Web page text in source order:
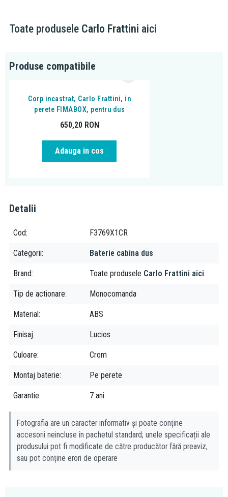
Toate produsele Carlo Frattini aici
Produse compatibile
Corp incastrat, Carlo Frattini, in
perete FIMABOX, pentru dus
650,20 RON
Adauga in cos
Detalii
Cod F3769X1CR
Categorii Baterie cabina dus
Brand Toate produsele Carlo Frattini aici
Tip de actionare Monocomanda
Material ABS
Finisaj Lucios
Culoare Crom
Montaj baterie Pe perete
Garantie 7 ani
Fotografia are un caracter informativ și poate conține
accesorii neincluse în pachetul standard; unele specificații ale
produsului pot fi modificate de către producător fără preaviz,
sau pot conține erori de operare